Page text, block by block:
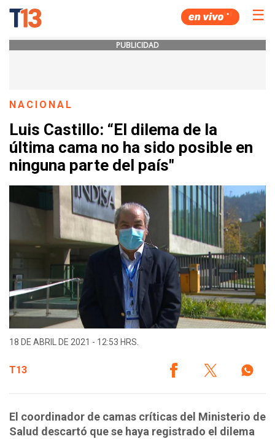
☰
PUBLICIDAD
NACIONAL
Luis Castillo: “El dilema de la
última cama no ha sido posible en
ninguna parte del país"
18 DE ABRIL DE 2021 - 12:53 HRS.
T13
El coordinador de camas críticas del Ministerio de
Salud descartó que se haya registrado el dilema